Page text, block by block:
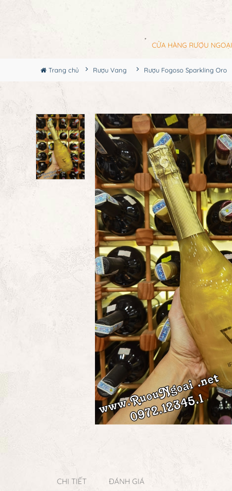
CỬA HÀNG RƯỢU NGOẠI
Trang chủ Rượu Vang Rượu Fogoso Sparkling Oro
CHI TIẾT ĐÁNH GIÁ